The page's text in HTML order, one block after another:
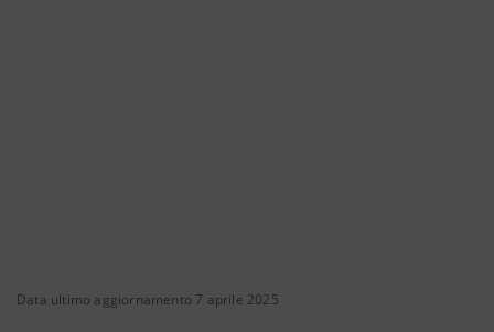
Data ultimo aggiornamento 7 aprile 2025